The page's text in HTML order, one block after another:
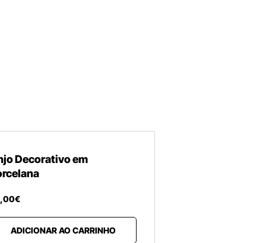
Decorativo em
,00€
ADICIONAR AO CARRINHO